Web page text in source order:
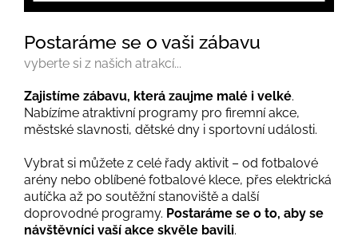
Postaráme se o vaši zábavu
vyberte si z našich atrakcí...
Zajistíme zábavu, která zaujme malé i velké.
Nabízíme atraktivní programy pro firemní akce,
městské slavnosti, dětské dny i sportovní události.
Vybrat si můžete z celé řady aktivit – od fotbalové
arény nebo oblíbené fotbalové klece, přes elektrická
autíčka až po soutěžní stanoviště a další
doprovodné programy. Postaráme se o to, aby se
návštěvníci vaší akce skvěle bavili.